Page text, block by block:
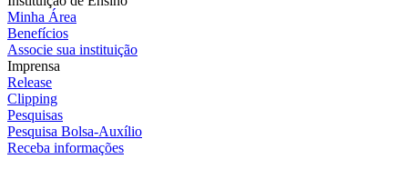
Minha Área
Benefícios
Associe sua instituição
Imprensa
Release
Clipping
Pesquisas
Pesquisa Bolsa-Auxílio
Receba informações